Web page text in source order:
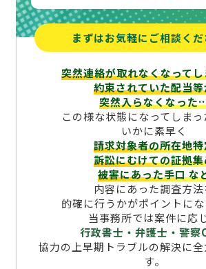
まずはお気軽にご相談くだ
突然連絡が取れなくなって
約束されていた配当
突然入らなくなった
この様な状態になってしまっ
いかに素早く
請求対象者の所在地
訴訟にむけての証拠
被害にあった手口な
内容にあった調査方法
的確に行うかがポイントにな
当事務所では案件に応
行政書士・弁護士・警察
協力の上早期トラブルの解決に
す。